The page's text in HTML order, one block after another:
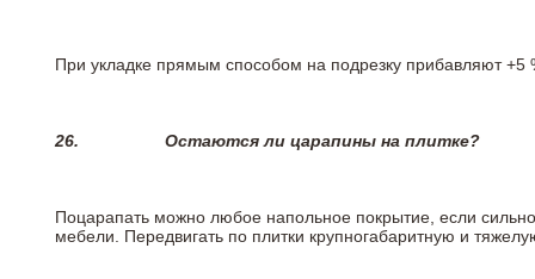
При укладке прямым способом на подрезку прибавляют +5
26. Остаются ли царапины на плитке?
Поцарапать можно любое напольное покрытие, если
мебели. Передвигать по плитки крупногабаритную и